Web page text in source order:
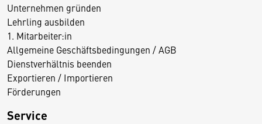
Unternehmen gründen
Lehrling ausbilden
1. Mitarbeiter:in
Allgemeine Geschäftsbedingungen / AGB
Dienstverhältnis beenden
Exportieren / Importieren
Förderungen
Service